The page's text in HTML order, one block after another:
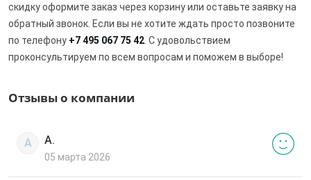
скидку оформите заказ через корзину или оставьте заявку на
обратный звонок. Если вы не хотите ждать просто позвоните
по телефону +7 495 067 75 42 . С удовольствием
проконсультируем по всем вопросам и поможем в выборе!
Отзывы о компании
А А.
05 марта 2026